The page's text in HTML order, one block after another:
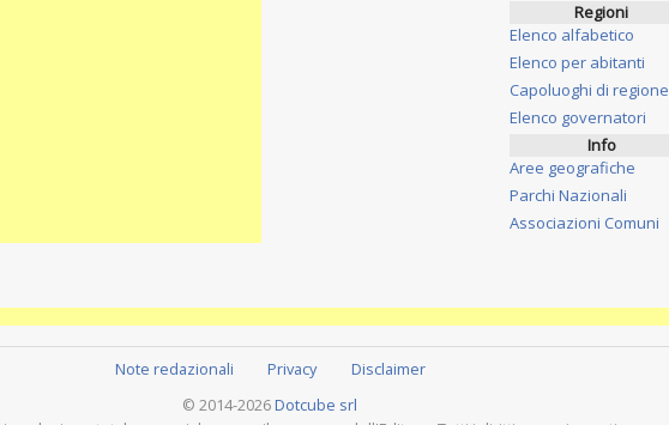
Regioni
Elenco alfabetico
Elenco per abitanti
Capoluoghi di regione
Elenco governatori
Info
Aree geografiche
Parchi Nazionali
Associazioni Comuni
Note redazionali Privacy
Disclaimer
© 2014-2026 Dotcube srl